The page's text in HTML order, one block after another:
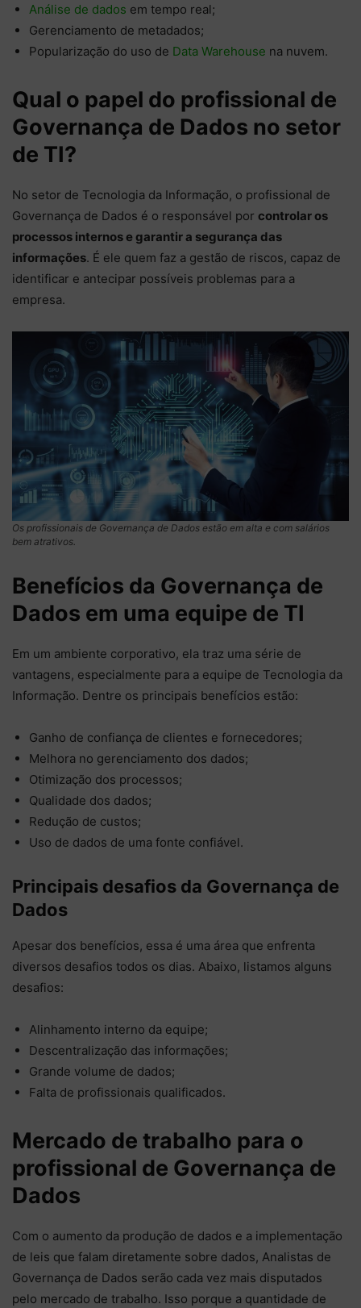
Análise de dados em tempo real;
Gerenciamento de metadados;
Popularização do uso de Data Warehouse na nuvem.
Qual o papel do profissional de
Governança de Dados no setor
de TI?
No setor de Tecnologia da Informação, o profissional de
Governança de Dados é o responsável por controlar os
processos internos e garantir a segurança das
informações. É ele quem faz a gestão de riscos, capaz de
identificar e antecipar possíveis problemas para a
empresa.
Os profissionais de Governança de Dados estão em alta e com salários
bem atrativos.
Benefícios da Governança de
Dados em uma equipe de TI
Em um ambiente corporativo, ela traz uma série de
vantagens, especialmente para a equipe de Tecnologia da
Informação. Dentre os principais benefícios estão:
Ganho de confiança de clientes e fornecedores;
Melhora no gerenciamento dos dados;
Otimização dos processos;
Qualidade dos dados;
Redução de custos;
Uso de dados de uma fonte confiável.
Principais desafios da Governança de
Dados
Apesar dos benefícios, essa é uma área que enfrenta
diversos desafios todos os dias. Abaixo, listamos alguns
desafios:
Alinhamento interno da equipe;
Descentralização das informações;
Grande volume de dados;
Falta de profissionais qualificados.
Mercado de trabalho para o
profissional de Governança de
Dados
Com o aumento da produção de dados e a implementação
de leis que falam diretamente sobre dados, Analistas de
Governança de Dados serão cada vez mais disputados
pelo mercado de trabalho. Isso porque a quantidade de